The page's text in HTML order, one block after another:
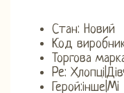
Стан: Новий
Код
Торгова
Pe:
Герой:інше|Mi